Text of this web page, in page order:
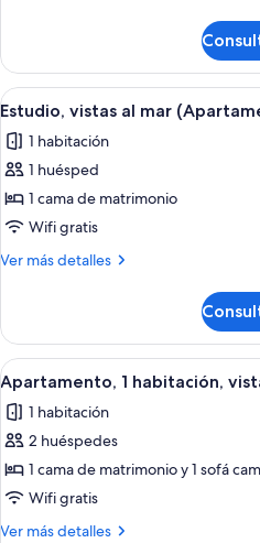
al
mar
2
habitaciones,
vistas
mar
Abrir
todas
las
fotos
de
Estudio,
vistas
(Apartament)
3
Estudio, vistas al mar
1 habitación
1 huésped
1 cama de matrimonio
Wifi gratis
Ver más detalles
Más
vistas
al
mar
(Apartament)
Abrir
todas
las
fotos
de
Apartamento,
1
15
Apartamento, 1 habitación,
1 habitación
2 huéspedes
1 cama de matrimonio y 1 sofá
Wifi gratis
Ver más detalles
Más